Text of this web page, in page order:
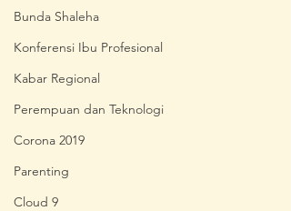
Bunda Shaleha
Konferensi Ibu Profesional
Kabar Regional
Perempuan dan Teknologi
Corona 2019
Parenting
Cloud 9